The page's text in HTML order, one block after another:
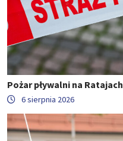
Pożar pływalni na Ratajach
6 sierpnia 2026